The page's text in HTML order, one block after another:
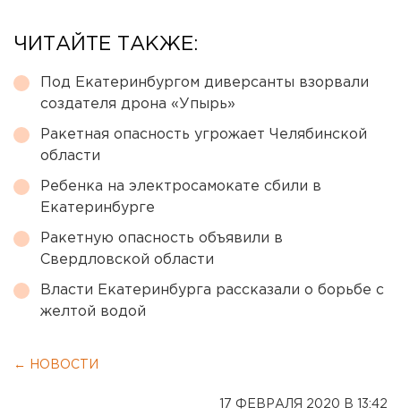
ЧИТАЙТЕ ТАКЖЕ:
Под Екатеринбургом диверсанты взорвали
создателя дрона «Упырь»
Ракетная опасность угрожает Челябинской
области
Ребенка на электросамокате сбили в
Екатеринбурге
Ракетную опасность объявили в
Свердловской области
Власти Екатеринбурга рассказали о борьбе с
желтой водой
← НОВОСТИ
17 ФЕВРАЛЯ 2020 В 13:42